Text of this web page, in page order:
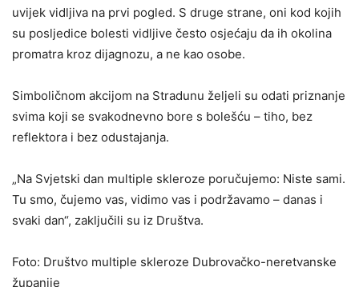
uvijek vidljiva na prvi pogled. S druge strane, oni kod kojih
su posljedice bolesti vidljive često osjećaju da ih okolina
promatra kroz dijagnozu, a ne kao osobe.
Simboličnom akcijom na Stradunu željeli su odati priznanje
svima koji se svakodnevno bore s bolešću – tiho, bez
reflektora i bez odustajanja.
„Na Svjetski dan multiple skleroze poručujemo: Niste sami.
Tu smo, čujemo vas, vidimo vas i podržavamo – danas i
svaki dan“, zaključili su iz Društva.
Foto: Društvo multiple skleroze Dubrovačko-neretvanske
županije